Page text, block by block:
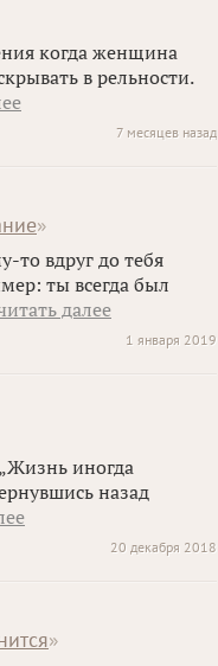
когда женщина
в рельности.
7 месяцев назад
»
то вдруг до тебя
ты всегда был
далее
1 января 2019
„Жизнь иногда
назад
20 декабря 2018
»